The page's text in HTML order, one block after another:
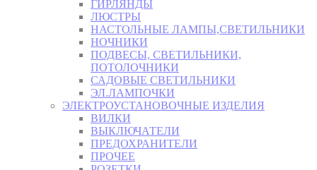
ГИРЛЯНДЫ
ЛЮСТРЫ
НАСТОЛЬНЫЕ ЛАМПЫ,СВЕТИЛЬНИКИ
НОЧНИКИ
ПОДВЕСЫ, СВЕТИЛЬНИКИ,
ПОТОЛОЧНИКИ
САДОВЫЕ СВЕТИЛЬНИКИ
ЭЛ.ЛАМПОЧКИ
ЭЛЕКТРОУСТАНОВОЧНЫЕ ИЗДЕЛИЯ
ВИЛКИ
ВЫКЛЮЧАТЕЛИ
ПРЕДОХРАНИТЕЛИ
ПРОЧЕЕ